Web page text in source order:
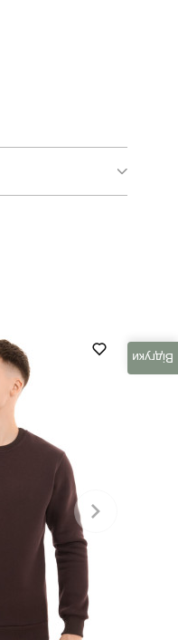
зима
трикотаж із начосом
Відгуки